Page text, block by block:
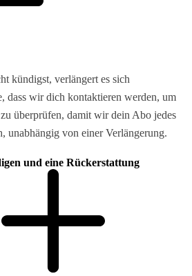
kündigst, verlängert es sich
dass wir dich kontaktieren werden, um
überprüfen, damit wir dein Abo jedes
unabhängig von einer Verlängerung.
und eine Rückerstattung